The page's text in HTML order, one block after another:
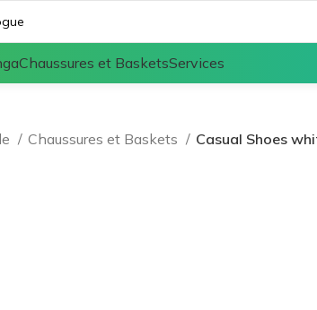
Chaussures et BasketsServices
Chaussures et Baskets
Casual Shoes